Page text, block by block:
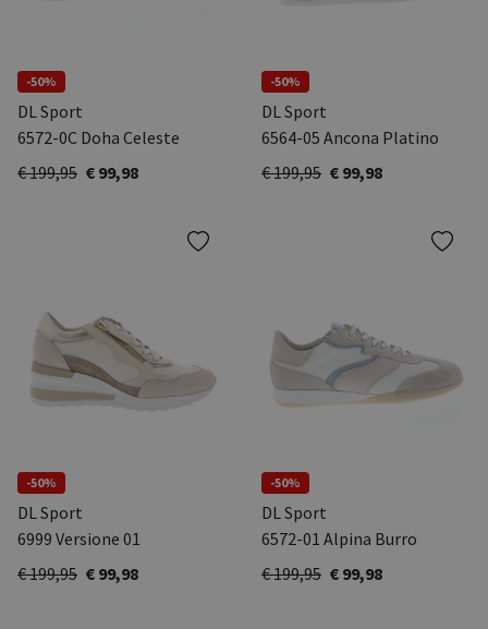
-50%
DL Sport
6572-0C Doha Celeste
€ 199,95 € 99,98
-50%
DL Sport
6564-05 Ancona Platino
€ 199,95 € 99,98
-50%
DL Sport
6999 Versione 01
€ 199,95 € 99,98
-50%
DL Sport
6572-01 Alpina Burro
€ 199,95 € 99,98